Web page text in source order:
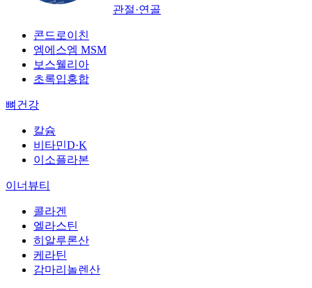
관절·연골
콘드로이친
엠에스엠 MSM
보스웰리아
초록입홍합
뼈건강
칼슘
비타민D·K
이소플라본
이너뷰티
콜라겐
엘라스틴
히알루론산
케라틴
감마리놀렌산